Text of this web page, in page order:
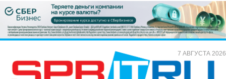
7 АВГУСТА 2026